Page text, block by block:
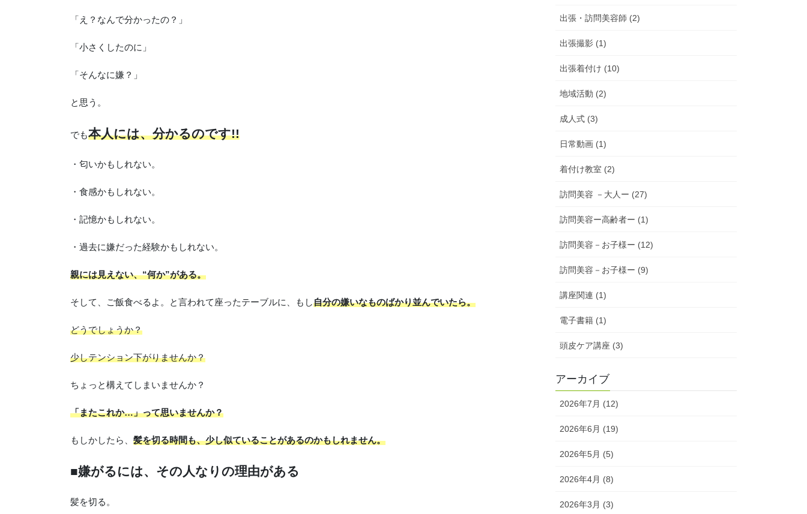
「え？なんで分かったの？」
「小さくしたのに」
「そんなに嫌？」
と思う。
でも本人には、分かるのです!!
・匂いかもしれない。
・食感かもしれない。
・記憶かもしれない。
・過去に嫌だった経験かもしれない。
親には見えない、“何か”がある。
そして、ご飯食べるよ。と言われて座ったテーブルに、もし自分の嫌いなものばかり並んでいたら。
どうでしょうか？
少しテンション下がりませんか？
ちょっと構えてしまいませんか？
「またこれか…」って思いませんか？
もしかしたら、 髪を切る時間も、少し似ていることがあるのかもしれません。
■嫌がるには、その人なりの理由がある
髪を切る。
出張・訪問美容師 (2)
出張撮影 (1)
出張着付け (10)
地域活動 (2)
成人式 (3)
日常動画 (1)
着付け教室 (2)
訪問美容 －大人ー (27)
訪問美容ー高齢者ー (1)
訪問美容－お子様ー (12)
訪問美容－お子様ー (9)
講座関連 (1)
電子書籍 (1)
頭皮ケア講座 (3)
アーカイブ
2026年7月 (12)
2026年6月 (19)
2026年5月 (5)
2026年4月 (8)
2026年3月 (3)